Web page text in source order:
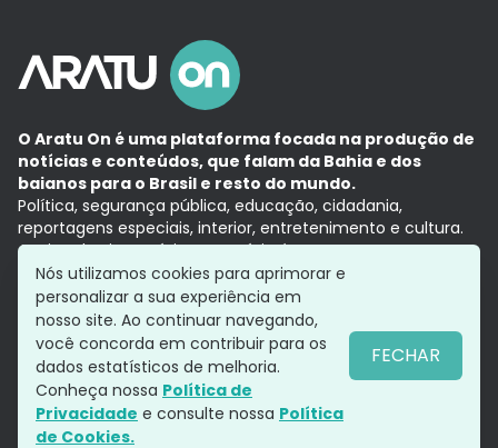
O Aratu On é uma plataforma focada na produção de
notícias e conteúdos, que falam da Bahia e dos
baianos para o Brasil e resto do mundo.
Política, segurança pública, educação, cidadania,
reportagens especiais, interior, entretenimento e cultura.
Aqui, tudo vira notícia e a notícia é no tempo presente,
com a credibilidade do Grupo Aratu.
Grupo Aratu
Política de privacidade
Siga-nos
Nós utilizamos cookies para aprimorar e
personalizar a sua experiência em
nosso site. Ao continuar navegando,
você concorda em contribuir para os
dados estatísticos de melhoria.
Conheça nossa Política de
Privacidade e consulte nossa Política
de Cookies.
FECHAR